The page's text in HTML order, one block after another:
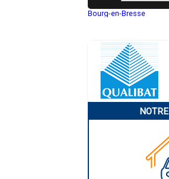
Bourg-en-Bresse
Gap
Nice
Annonay
Charleville-Mézières
Troyes
Narbonne
Marseille